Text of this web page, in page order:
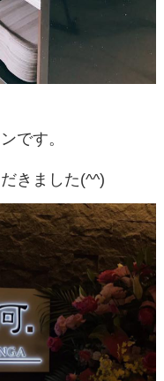
です。
きました(^^)